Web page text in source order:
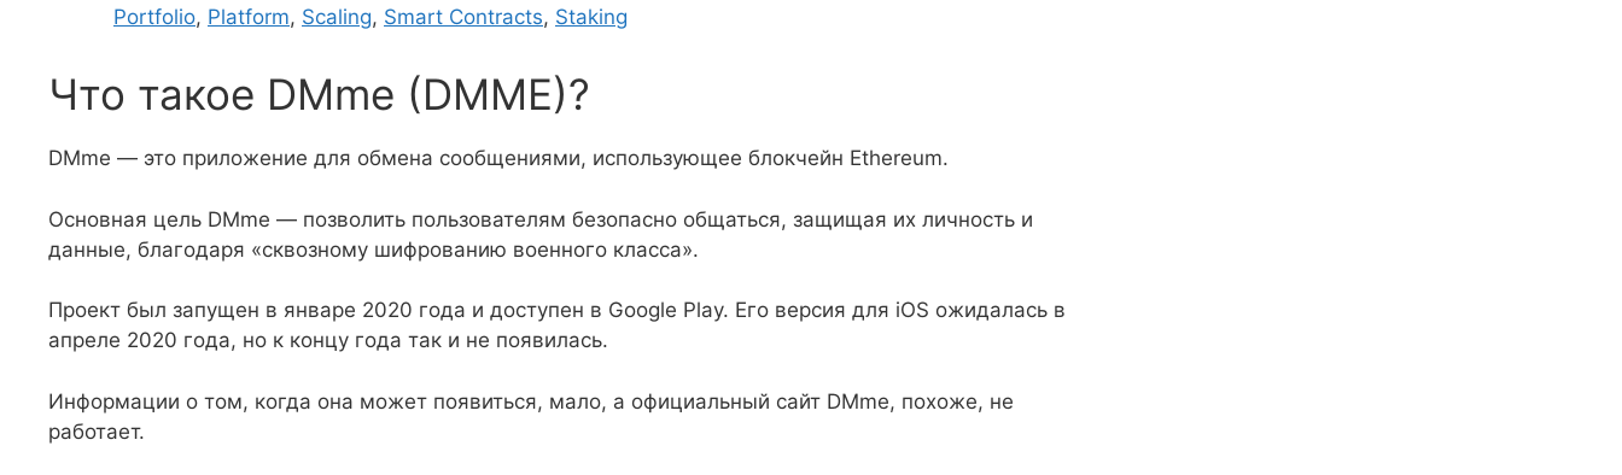
Portfolio, Platform, Scaling, Smart Contracts, Staking
Что такое DMme (DMME)?
DMme — это приложение для обмена сообщениями, использующее блокчейн Ethereum.
Основная цель DMme — позволить пользователям безопасно общаться, защищая их личность и
данные, благодаря «сквозному шифрованию военного класса».
Проект был запущен в январе 2020 года и доступен в Google Play. Его версия для iOS ожидалась в
апреле 2020 года, но к концу года так и не появилась.
Информации о том, когда она может появиться, мало, а официальный сайт DMme, похоже, не
работает.